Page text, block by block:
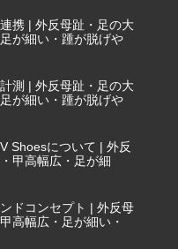
携 | 外反母趾・足の大
が細い・踵が脱げや
測 | 外反母趾・足の大
が細い・踵が脱げや
Shoesについて | 外反
甲高幅広・足が細
ドコンセプト | 外反母
高幅広・足が細い・